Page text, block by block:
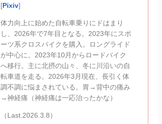
[Pixiv]
体力向上に始めた自転車乗りにドはまり
し、2026年で7年目となる。2023年にスポ
ーツ系クロスバイクを購入。ロングライド
が中心に。2023年10月からロードバイク
へ移行。主に北摂の山々、冬に川沿いの自
転車道を走る。2026年3月現在、長引く体
調不調に悩まされている。胃→背中の痛み
→神経痛（神経痛は一応治ったかな）
（Last.2026.3.8）